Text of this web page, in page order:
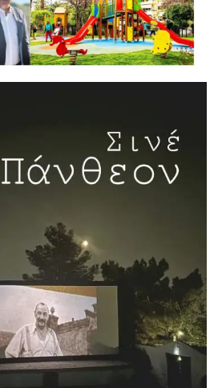
και εργάζεται»,
αυτό που ονομάζουμε ποιότητα
μία ιδιαίτερα θετική είδηση για
επιβεβαίωσε ότι προχωρά η
κολυμβητηρίου στην Αγία
25 μέτρων. Το έργο, όπως
συνεργασία με την Περιφέρεια και
σε χώρο χαρακτηρισμένο για